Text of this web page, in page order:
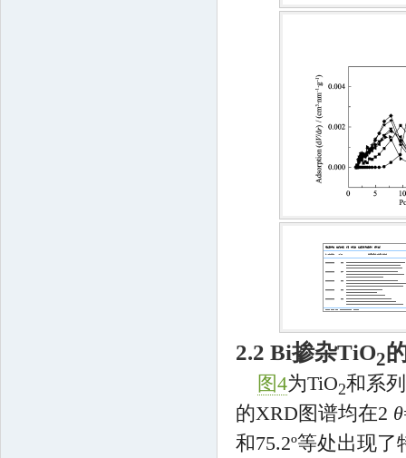
2.2 Bi掺杂TiO2
图4为TiO2和系
的XRD图谱均在2 θ
和75.2º等处出现